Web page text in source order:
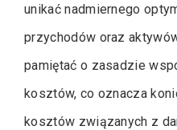
unikać nadmiernego
przychodów oraz
pamiętać o zasadzie
kosztów, co oznacza
kosztów związanych z